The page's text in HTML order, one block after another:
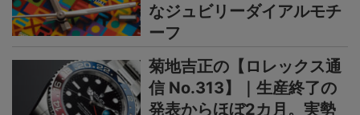
なジュビリーダイアルモチ
ーフ
菊地吉正の【ロレックス通
信 No.313】｜生産終了の
発表からほぼ2カ月。実勢